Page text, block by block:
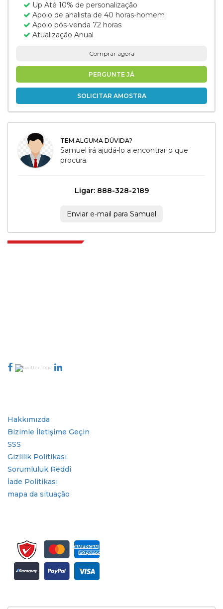
Up Até 10% de personalização
Apoio de analista de 40 horas-homem
Apoio pós-venda 72 horas
Atualização Anual
Comprar agora
PERGUNTE JÁ
SOLICITAR AMOSTRA
TEM ALGUMA DÚVIDA?
Samuel irá ajudá-lo a encontrar o que
procura.
Ligar: 888-328-2189
Enviar e-mail para Samuel
Hakkımızda
Bizimle İletişime Geçin
SSS
Gizlilik Politikası
Sorumluluk Reddi
İade Politikası
mapa da situação